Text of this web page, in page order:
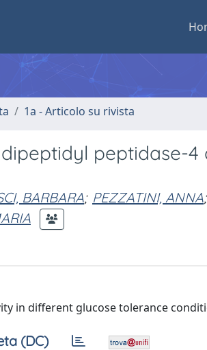
1a - Articolo su rivista
peptidase-4
BARBARA; PEZZATINI, ANNA;
in different glucose tolerance
(DC)